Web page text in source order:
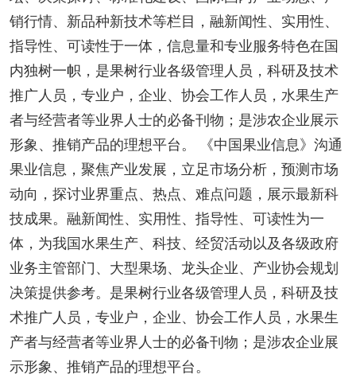
销行情、新品种新技术等栏目，融新闻性、实用性、
指导性、可读性于一体，信息量和专业服务特色在国
内独树一帜，是果树行业各级管理人员，科研及技术
推广人员，专业户，企业、协会工作人员，水果生产
者与经营者等业界人士的必备刊物；是涉农企业展示
形象、推销产品的理想平台。 《中国果业信息》沟通
果业信息，聚焦产业发展，立足市场分析，预测市场
动向，探讨业界重点、热点、难点问题，展示最新科
技成果。融新闻性、实用性、指导性、可读性为一
体，为我国水果生产、科技、经贸活动以及各级政府
业务主管部门、大型果场、龙头企业、产业协会规划
决策提供参考。是果树行业各级管理人员，科研及技
术推广人员，专业户，企业、协会工作人员，水果生
产者与经营者等业界人士的必备刊物；是涉农企业展
示形象、推销产品的理想平台。